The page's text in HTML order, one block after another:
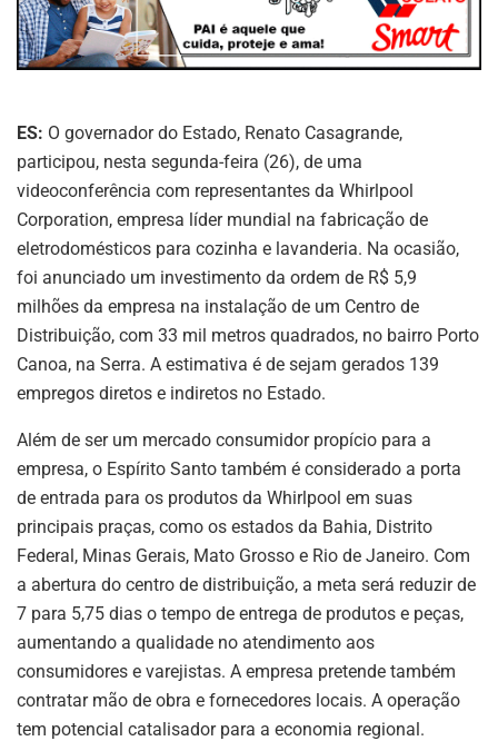
ES: O governador do Estado, Renato Casagrande,
participou, nesta segunda-feira (26), de uma
videoconferência com representantes da Whirlpool
Corporation, empresa líder mundial na fabricação de
eletrodomésticos para cozinha e lavanderia. Na ocasião,
foi anunciado um investimento da ordem de R$ 5,9
milhões da empresa na instalação de um Centro de
Distribuição, com 33 mil metros quadrados, no bairro Porto
Canoa, na Serra. A estimativa é de sejam gerados 139
empregos diretos e indiretos no Estado.
Além de ser um mercado consumidor propício para a
empresa, o Espírito Santo também é considerado a porta
de entrada para os produtos da Whirlpool em suas
principais praças, como os estados da Bahia, Distrito
Federal, Minas Gerais, Mato Grosso e Rio de Janeiro. Com
a abertura do centro de distribuição, a meta será reduzir de
7 para 5,75 dias o tempo de entrega de produtos e peças,
aumentando a qualidade no atendimento aos
consumidores e varejistas. A empresa pretende também
contratar mão de obra e fornecedores locais. A operação
tem potencial catalisador para a economia regional.